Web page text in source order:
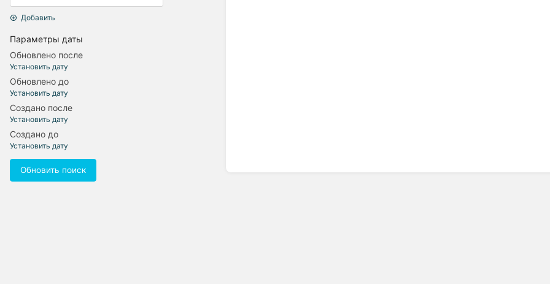
Добавить
Параметры даты
Обновлено после
Установить дату
Обновлено до
Установить дату
Создано после
Установить дату
Создано до
Установить дату
Обновить поиск